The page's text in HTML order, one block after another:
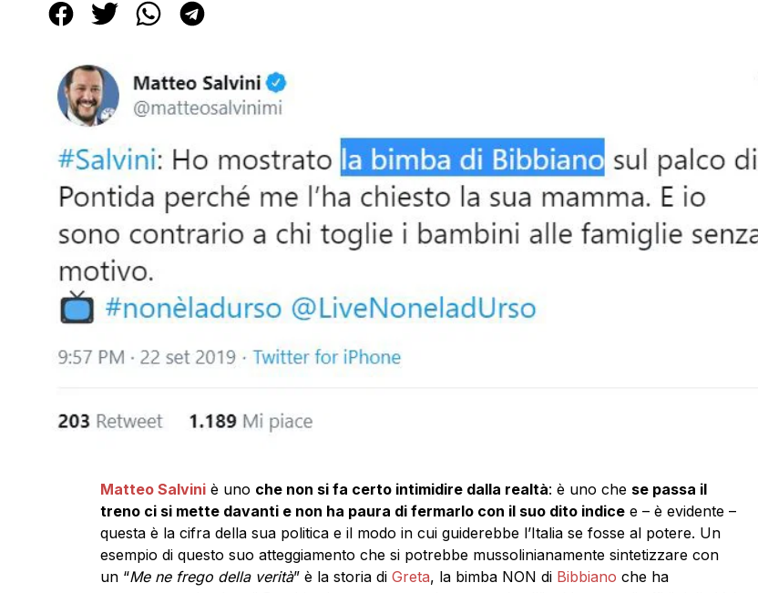
Matteo Salviniè uno che non si fa certo intimidire dalla realtà: è uno che se passa il
treno ci si mette davanti e non ha paura di fermarlo con il suo dito indicee – è evidente –
questa è la cifra della sua politica e il modo in cui guiderebbe l’Italia se fosse al potere. Un
esempio di questo suo atteggiamento che si potrebbe mussolinianamente sintetizzare con
un “Me ne frego della verità” è la storia di Greta, la bimba NON di Bibbiano che ha